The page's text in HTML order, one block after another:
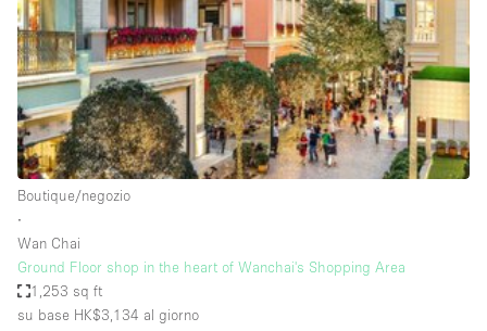
Servizio
fotografico
Conferenza Meeting Ufficio
Acquista
Condividi
Tipo di spazio
Acquista Condividi
Atelier / Laboratorio
Boutique/negozio
∙
Wan Chai
Ground Floor shop in the heart of Wanchai's Shopping Area
1,253 sq ft
su base HK$3,134 al giorno